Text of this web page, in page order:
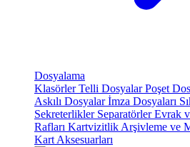
Dosyalama
KlasörlerTelli DosyalarPoşet
Askılı Dosyalarİmza Dosyaları
Sekreterlikler SeparatörlerEvrak
Rafları Kartvizitlik Arşivleme ve
Kart Aksesuarları